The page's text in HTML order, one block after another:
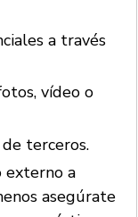
a través
vídeo o
terceros.
externo a
asegúrate